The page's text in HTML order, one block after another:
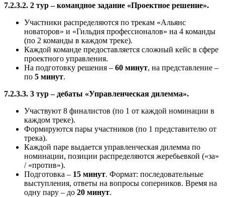
7.2.3.2. 2 тур – командное задание «Проектное решение».
Участники распределяются по трекам «Альянс
новаторов» и «Гильдия профессионалов» на 4 команды
(по 2 команды в каждом треке).
Каждой команде предоставляется сложный кейс в сфере
проектного управления.
На подготовку решения – 60 минут, на представление –
по 5 минут.
7.2.3.3. 3 тур – дебаты «Управленческая дилемма».
Участвуют 8 финалистов (по 1 от каждой номинации в
каждом треке).
Формируются пары участников (по 1 представителю от
трека).
Каждой паре выдается управленческая дилемма по
номинации, позиции распределяются жеребьевкой («за»
/ «против»).
Подготовка – 15 минут. Формат: последовательные
выступления, ответы на вопросы соперников. Время на
одну пару – до 20 минут.